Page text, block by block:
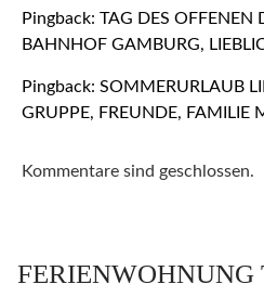
Pingback: TAG DES OFFENEN
BAHNHOF GAMBURG,
Pingback: SOMMERURLAUB
GRUPPE, FREUNDE, FAMILIE
Kommentare sind geschlossen.